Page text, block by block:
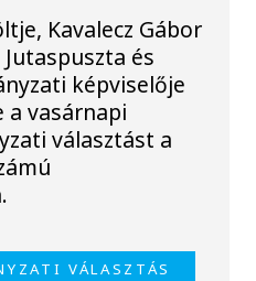
Kavalecz Gábor
és
képviselője
vasárnapi
választást a
VÁLASZTÁS